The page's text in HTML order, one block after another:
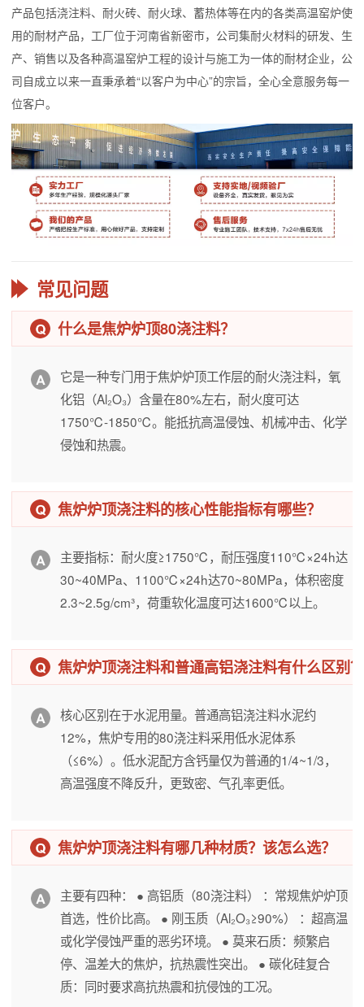
产品包括浇注料、耐火砖、耐火球、蓄热体等在内的各类高温窑炉使
用的耐材产品，工厂位于河南省新密市，公司集耐火材料的研发、生
产、销售以及各种高温窑炉工程的设计与施工为一体的耐材企业，公
司自成立以来一直秉承着“以客户为中心”的宗旨，全心全意服务每一
位客户。
常见问题
什么是焦炉炉顶80浇注料？
它是一种专门用于焦炉炉顶工作层的耐火浇注料，氧
化铝（Al₂O₃）含量在80%左右，耐火度可达
1750℃-1850℃。能抵抗高温侵蚀、机械冲击、化学
侵蚀和热震。
焦炉炉顶浇注料的核心性能指标有哪些？
主要指标：耐火度≥1750℃，耐压强度110℃×24h达
30~40MPa、1100℃×24h达70~80MPa，体积密度
2.3~2.5g/cm³，荷重软化温度可达1600℃以上。
焦炉炉顶浇注料和普通高铝浇注料有什么区别？
核心区别在于水泥用量。普通高铝浇注料水泥约
12%，焦炉专用的80浇注料采用低水泥体系
（≤6%）。低水泥配方含钙量仅为普通的1/4~1/3，
高温强度不降反升，更致密、气孔率更低。
焦炉炉顶浇注料有哪几种材质？该怎么选？
主要有四种： ● 高铝质（80浇注料） ：常规焦炉炉顶
首选，性价比高。 ● 刚玉质（Al₂O₃≥90%） ：超高温
或化学侵蚀严重的恶劣环境。 ● 莫来石质：频繁启
停、温差大的焦炉，抗热震性突出。 ● 碳化硅复合
质：同时要求高抗热震和抗侵蚀的工况。